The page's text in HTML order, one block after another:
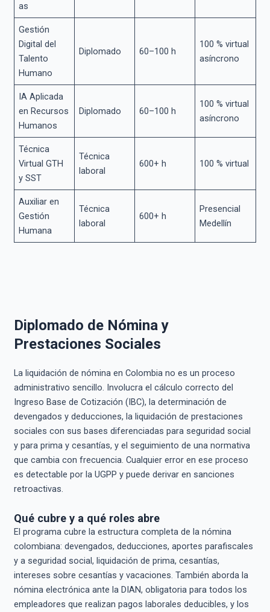
as
Gestión
Digital del
Talento
Humano
Diplomado 60–100 h
100 % virtual
asíncrono
IA Aplicada
en Recursos
Humanos
Diplomado 60–100 h
100 % virtual
asíncrono
Técnica
Virtual GTH
y SST
Técnica
laboral
600+ h 100 % virtual
Auxiliar en
Gestión
Humana
Técnica
laboral
600+ h
Presencial
Medellín
Diplomado de Nómina y
Prestaciones Sociales
La liquidación de nómina en Colombia no es un proceso
administrativo sencillo. Involucra el cálculo correcto del
Ingreso Base de Cotización (IBC), la determinación de
devengados y deducciones, la liquidación de prestaciones
sociales con sus bases diferenciadas para seguridad social
y para prima y cesantías, y el seguimiento de una normativa
que cambia con frecuencia. Cualquier error en ese proceso
es detectable por la UGPP y puede derivar en sanciones
retroactivas.
Qué cubre y a qué roles abre
El programa cubre la estructura completa de la nómina
colombiana: devengados, deducciones, aportes parafiscales
y a seguridad social, liquidación de prima, cesantías,
intereses sobre cesantías y vacaciones. También aborda la
nómina electrónica ante la DIAN, obligatoria para todos los
empleadores que realizan pagos laborales deducibles, y los